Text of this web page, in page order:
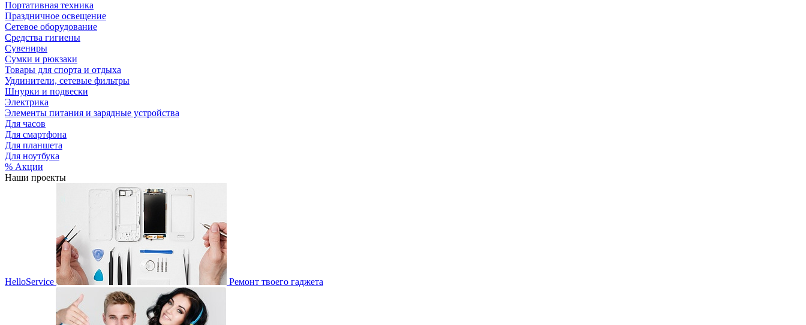
Портативная техника
Праздничное освещение
Сетевое оборудование
Средства гигиены
Сувениры
Сумки и рюкзаки
Товары для спорта и отдыха
Удлинители, сетевые фильтры
Шнурки и подвески
Электрика
Элементы питания и зарядные устройства
Для часов
Для смартфона
Для планшета
Для ноутбука
% Акции
Наши проекты
HelloService Ремонт твоего гаджета